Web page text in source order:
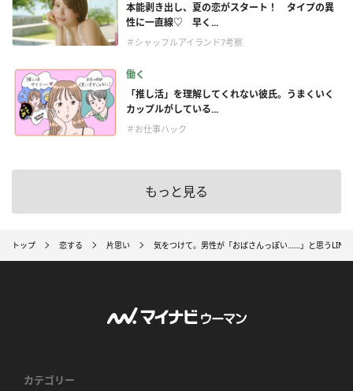
本能剥き出し、夏の恋がスタート！ タイプの異
性に一直線♡ 早く...
＃シャッフルアイランド7考察
働く
「推し活」を理解してくれない彼氏。うまくいく
カップルがしている...
＃お仕事ハック
もっと見る
トップ 恋する 片思い 気をつけて。男性が「おばさんっぽい……」と思うLINE
カテゴリー